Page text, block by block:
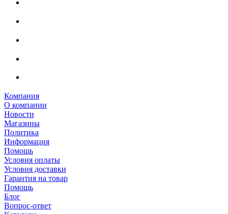
Компания
О компании
Новости
Магазины
Политика
Информация
Помощь
Условия оплаты
Условия доставки
Гарантия на товар
Помощь
Блог
Вопрос-ответ